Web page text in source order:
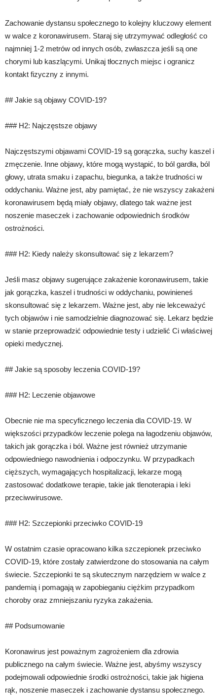
Zachowanie dystansu społecznego to kolejny kluczowy element
w walce z koronawirusem. Staraj się utrzymywać odległość co
najmniej 1-2 metrów od innych osób, zwłaszcza jeśli są one
chorymi lub kaszlącymi. Unikaj tłocznych miejsc i ogranicz
kontakt fizyczny z innymi.
## Jakie są objawy COVID-19?
### H2: Najczęstsze objawy
Najczęstszymi objawami COVID-19 są gorączka, suchy kaszel i
zmęczenie. Inne objawy, które mogą wystąpić, to ból gardła, ból
głowy, utrata smaku i zapachu, biegunka, a także trudności w
oddychaniu. Ważne jest, aby pamiętać, że nie wszyscy zakażeni
koronawirusem będą miały objawy, dlatego tak ważne jest
noszenie maseczek i zachowanie odpowiednich środków
ostrożności.
### H2: Kiedy należy skonsultować się z lekarzem?
Jeśli masz objawy sugerujące zakażenie koronawirusem, takie
jak gorączka, kaszel i trudności w oddychaniu, powinieneś
skonsultować się z lekarzem. Ważne jest, aby nie lekceważyć
tych objawów i nie samodzielnie diagnozować się. Lekarz będzie
w stanie przeprowadzić odpowiednie testy i udzielić Ci właściwej
opieki medycznej.
## Jakie są sposoby leczenia COVID-19?
### H2: Leczenie objawowe
Obecnie nie ma specyficznego leczenia dla COVID-19. W
większości przypadków leczenie polega na łagodzeniu objawów,
takich jak gorączka i ból. Ważne jest również utrzymanie
odpowiedniego nawodnienia i odpoczynku. W przypadkach
cięższych, wymagających hospitalizacji, lekarze mogą
zastosować dodatkowe terapie, takie jak tlenoterapia i leki
przeciwwirusowe.
### H2: Szczepionki przeciwko COVID-19
W ostatnim czasie opracowano kilka szczepionek przeciwko
COVID-19, które zostały zatwierdzone do stosowania na całym
świecie. Szczepionki te są skutecznym narzędziem w walce z
pandemią i pomagają w zapobieganiu ciężkim przypadkom
choroby oraz zmniejszaniu ryzyka zakażenia.
## Podsumowanie
Koronawirus jest poważnym zagrożeniem dla zdrowia
publicznego na całym świecie. Ważne jest, abyśmy wszyscy
podejmowali odpowiednie środki ostrożności, takie jak higiena
rąk, noszenie maseczek i zachowanie dystansu społecznego.